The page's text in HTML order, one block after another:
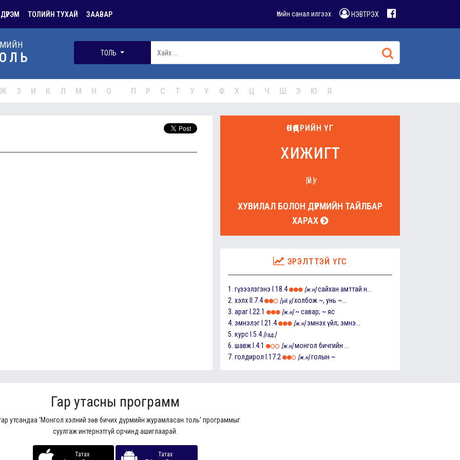
ТОЛИЙН ТУХАЙ ЗААВАР Үгийн санал илгээх НЭВТРЭХ
ТОЛЬ
З И К Л М Н О П Р С Т У Ү Ф Х Ц Ч Ш Э Ю Я
ӨНӨӨДРИЙН ҮГ
хижигт
[ҮЙ.Ү]
ХУВИЛАЛ БОЛОН ДҮРМИЙН ТАЙЛБАР
ХАРАХ
ЭРЭЛТТЭЙ ҮГС
1. гүзээлзгэнэ I.18.4 [ж.н] сайхан амттай н...
2. хэлх II.7.4 [үй.ү] холбож ~, унь ~...
3. араг I.22.1 [ж.н] ~ савар; ~ яс
4. эмнэлэг I.21.4 [ж.н] эмнэх үйл; эмнэ...
5. курс I.5.4 [гад.]
6. шавж I.4.1 [ж.н] монгол бичгийн ...
7. голдирол I.17.2 [ж.н] голын ~
Гар утасны программ
утсандаа ‘Монгол хэлний зөв бичих дүрмийн журамласан толь’ программыг
суулгаж интернэтгүй орчинд ашиглаарай.
Татах Татах